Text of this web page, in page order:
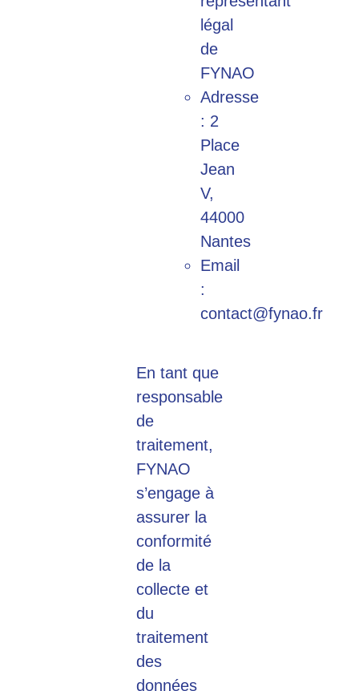
légal
de
FYNAO
Adresse
: 2
Place
Jean
V,
44000
Nantes
Email
:
contact@fynao.fr
En tant que
responsable
de
traitement,
FYNAO
s’engage à
assurer la
conformité
de la
collecte et
du
traitement
des
données